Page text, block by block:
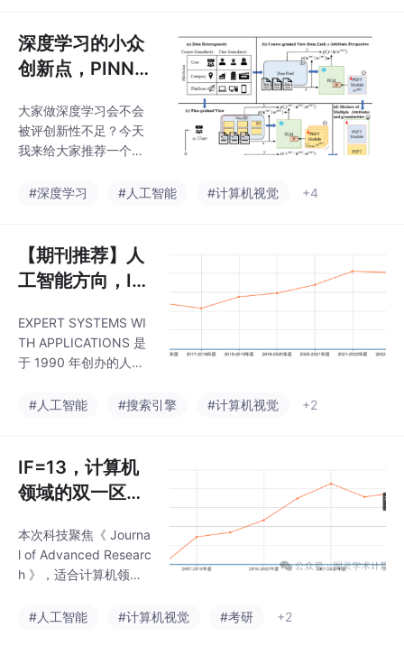
影响力的展示平台。
深度学习的小众
创新点，PINN
络
大家做深度学习会不会
被评创新性不足？今天
我来给大家推荐一个小
网络+PINN。贝叶斯神
齐、鲁棒泛化”串成一条
线。把贝叶斯推断塞进L
oRA、Prompt、Adapt
确定性指挥跨模态动态
路由，可以实现“少样
本、多模态、任意域”一
讲，可以说是绝佳发文
Neuri
#深度学习 #人工智能 #计算机视觉 +4
【期刊推荐】人
工智能方向，IF
EXPERT SYSTEMS WI
TH APPLICATIONS 是
于 1990 年创办的人工
于中科院计算机科学大
#人工智能 #搜索引擎 #计算机视觉 +2
IF=13，计算机
领域的双一区顶
本次科技聚焦《 Journa
l of Advanced Researc
h 》，适合计算机领域
#人工智能
#计算机视觉 #考研 +2